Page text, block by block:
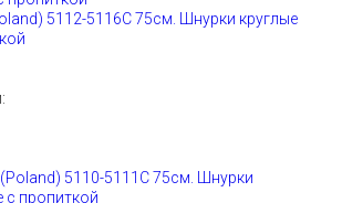
5112-5116С 75см. Шнурки круглые